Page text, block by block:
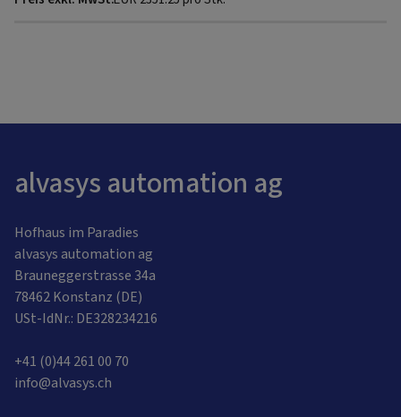
alvasys automation ag
Hofhaus im Paradies
alvasys automation ag
Brauneggerstrasse 34a
78462 Konstanz (DE)
USt-IdNr.: DE328234216
+41 (0)44 261 00 70
info@alvasys.ch